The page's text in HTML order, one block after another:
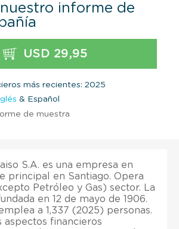
informe de
USD 29,95
más recientes: 2025
& Español
de muestra
S.A. es una empresa en
principal en Santiago. Opera
Petróleo y Gas) sector. La
en 12 de mayo de 1906.
a 1,337 (2025) personas.
aspectos financieros